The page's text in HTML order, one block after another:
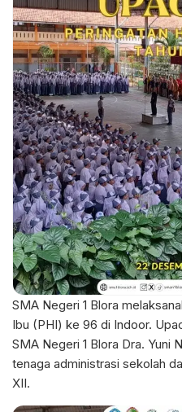
SMA Negeri 1 Blora
Ibu (PHI) ke 96 di Indoor.
SMA Negeri 1 Blora Dra. Yuni
tenaga administrasi sekolah
XII.